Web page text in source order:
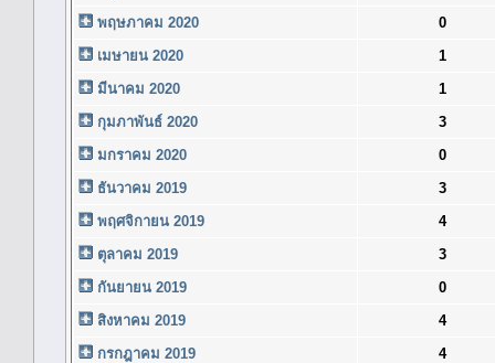
พฤษภาคม 2020
0
เมษายน 2020
1
มีนาคม 2020
1
กุมภาพันธ์ 2020
3
มกราคม 2020
0
ธันวาคม 2019
3
พฤศจิกายน 2019
4
ตุลาคม 2019
3
กันยายน 2019
0
สิงหาคม 2019
4
กรกฎาคม 2019
4